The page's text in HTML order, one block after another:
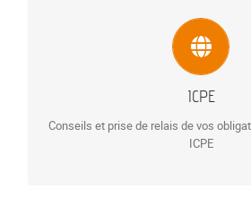
ICPE
Conseils et prise de relais de vos
ICPE
ICPE
Audit ICPE
Dossier de déclaration
Dossier d’enregistrement
Dossier d’autorisation
En savoir plus…